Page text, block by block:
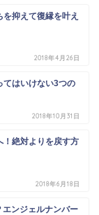
抑えて復縁を叶え
2018年4月26日
てはいけない3つの
2018年10月31日
！絶対よりを戻す方
2018年6月18日
ンジェルナンバー